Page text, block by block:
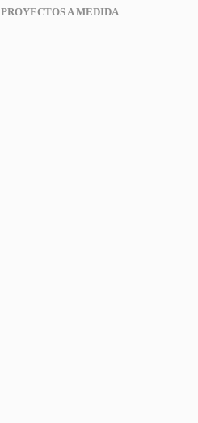
PROYECTOS A MEDIDA